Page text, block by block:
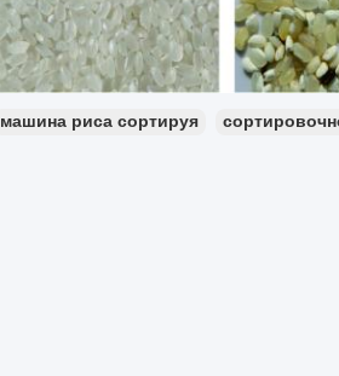
машина риса сортируя